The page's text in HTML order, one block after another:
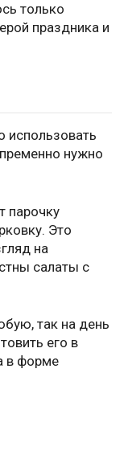
только
праздника и
использовать
нужно
парочку
Это
на
салаты с
так на день
его в
в форме